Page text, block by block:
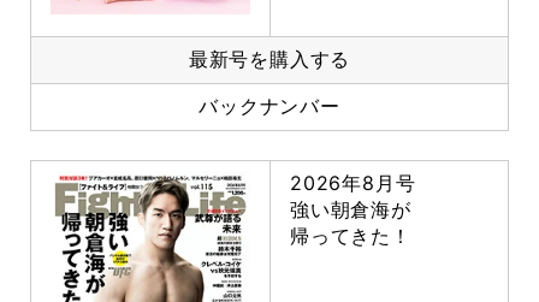
最新号を購入する
バックナンバー
2026年8月号
強い朝倉海が
帰ってきた！